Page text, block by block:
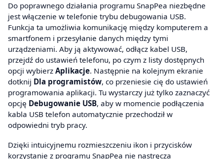
Do poprawnego działania programu SnapPea niezbędne
jest włączenie w telefonie trybu debugowania USB.
Funkcja ta umożliwia komunikację między komputerem a
smartfonem i przesyłanie danych między tymi
urządzeniami. Aby ją aktywować, odłącz kabel USB,
przejdź do ustawień telefonu, po czym z listy dostępnych
opcji wybierz Aplikacje. Następnie na kolejnym ekranie
dotknij Dla programistów, co przeniesie cię do ustawień
programowania aplikacji. Tu wystarczy już tylko zaznaczyć
opcję Debugowanie USB, aby w momencie podłączenia
kabla USB telefon automatycznie przechodził w
odpowiedni tryb pracy.
Dzięki intuicyjnemu rozmieszczeniu ikon i przycisków
korzystanie z programu SnapPea nie nastręcza